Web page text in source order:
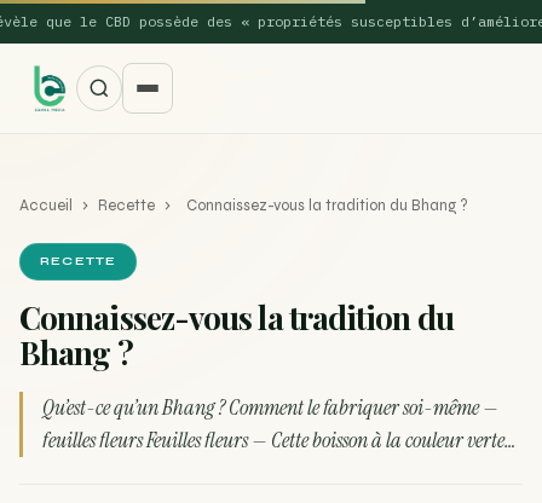
que le CBD possède des « propriétés susceptibles d’améliorer
SUGGESTIONS POPULAIRES
Une nouvelle étude montre que la vaporisation du
cannabis réduit de 99…
ACTU
Accueil › Recette › Connaissez-vous la tradition du Bhang ?
RECETTE
Connaissez-vous la tradition du
Bhang ?
Qu’est-ce qu’un Bhang ? Comment le fabriquer soi-même —
feuilles fleurs Feuilles fleurs — Cette boisson à la couleur verte…